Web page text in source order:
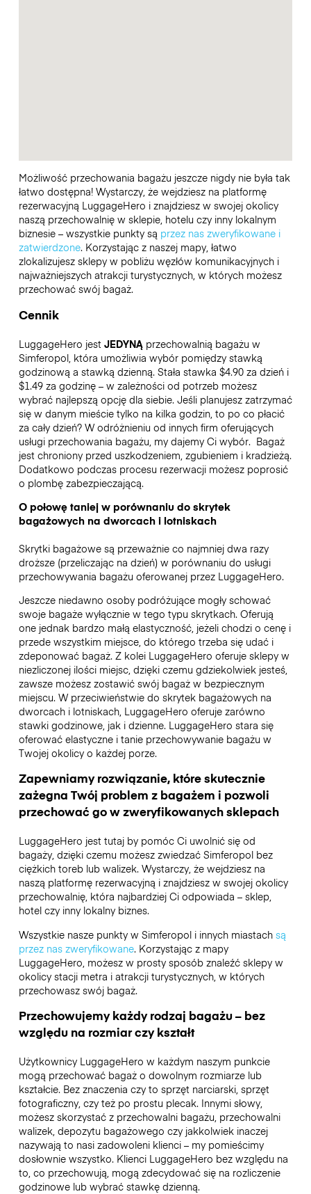
Możliwość przechowania bagażu jeszcze nigdy nie była tak
łatwo dostępna! Wystarczy, że wejdziesz na platformę
rezerwacyjną LuggageHero i znajdziesz w swojej okolicy
naszą przechowalnię w sklepie, hotelu czy inny lokalnym
biznesie – wszystkie punkty są przez nas zweryfikowane i
zatwierdzone. Korzystając z naszej mapy, łatwo
zlokalizujesz sklepy w pobliżu węzłów komunikacyjnych i
najważniejszych atrakcji turystycznych, w których możesz
przechować swój bagaż.
Cennik
LuggageHero jest JEDYNĄprzechowalnią bagażu w
Simferopol, która umożliwia wybór pomiędzy stawką
godzinową a stawką dzienną. Stała stawka $4.90 za dzień i
$1.49 za godzinę – w zależności od potrzeb możesz
wybrać najlepszą opcję dla siebie. Jeśli planujesz zatrzymać
się w danym mieście tylko na kilka godzin, to po co płacić
za cały dzień? W odróżnieniu od innych firm oferujących
usługi przechowania bagażu, my dajemy Ci wybór. Bagaż
jest chroniony przed uszkodzeniem, zgubieniem i kradzieżą.
Dodatkowo podczas procesu rezerwacji możesz poprosić
o plombę zabezpieczającą.
O połowę taniej w porównaniu do skrytek
bagażowych na dworcach i lotniskach
Skrytki bagażowe są przeważnie co najmniej dwa razy
droższe (przeliczając na dzień) w porównaniu do usługi
przechowywania bagażu oferowanej przez LuggageHero.
Jeszcze niedawno osoby podróżujące mogły schować
swoje bagaże wyłącznie w tego typu skrytkach. Oferują
one jednak bardzo małą elastyczność, jeżeli chodzi o cenę i
przede wszystkim miejsce, do którego trzeba się udać i
zdeponować bagaż. Z kolei LuggageHero oferuje sklepy w
niezliczonej ilości miejsc, dzięki czemu gdziekolwiek jesteś,
zawsze możesz zostawić swój bagaż w bezpiecznym
miejscu. W przeciwieństwie do skrytek bagażowych na
dworcach i lotniskach, LuggageHero oferuje zarówno
stawki godzinowe, jak i dzienne. LuggageHero stara się
oferować elastyczne i tanie przechowywanie bagażu w
Twojej okolicy o każdej porze.
Zapewniamy rozwiązanie, które skutecznie
zażegna Twój problem z bagażem i pozwoli
przechować go w zweryfikowanych sklepach
LuggageHero jest tutaj by pomóc Ci uwolnić się od
bagaży, dzięki czemu możesz zwiedzać Simferopol bez
ciężkich toreb lub walizek. Wystarczy, że wejdziesz na
naszą platformę rezerwacyjną i znajdziesz w swojej okolicy
przechowalnię, która najbardziej Ci odpowiada – sklep,
hotel czy inny lokalny biznes.
Wszystkie nasze punkty w Simferopol i innych miastach są
przez nas zweryfikowane. Korzystając z mapy
LuggageHero, możesz w prosty sposób znaleźć sklepy w
okolicy stacji metra i atrakcji turystycznych, w których
przechowasz swój bagaż.
Przechowujemy każdy rodzaj bagażu – bez
względu na rozmiar czy kształt
Użytkownicy LuggageHero w każdym naszym punkcie
mogą przechować bagaż o dowolnym rozmiarze lub
kształcie. Bez znaczenia czy to sprzęt narciarski, sprzęt
fotograficzny, czy też po prostu plecak. Innymi słowy,
możesz skorzystać z przechowalni bagażu, przechowalni
walizek, depozytu bagażowego czy jakkolwiek inaczej
nazywają to nasi zadowoleni klienci – my pomieścimy
dosłownie wszystko. Klienci LuggageHero bez względu na
to, co przechowują, mogą zdecydować się na rozliczenie
godzinowe lub wybrać stawkę dzienną.